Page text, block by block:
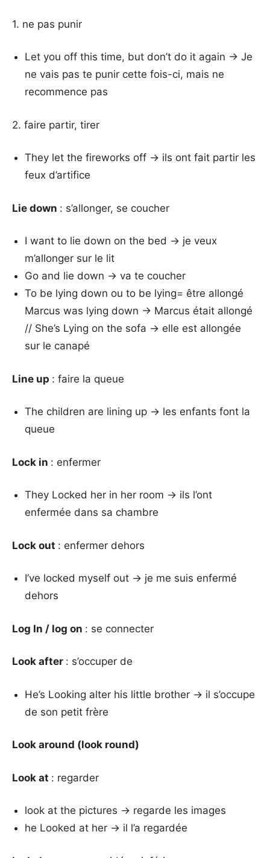
1. ne pas punir
Let you off this time, but don’t do it again → Je
ne vais pas te punir cette fois-ci, mais ne
recommence pas
2. faire partir, tirer
They let the fireworks off → ils ont fait partir les
feux d’artifice
Lie down : s’allonger, se coucher
I want to lie down on the bed → je veux
m’allonger sur le lit
Go and lie down → va te coucher
To be lying down ou to be lying= être allongé
Marcus was lying down → Marcus était allongé
// She’s Lying on the sofa → elle est allongée
sur le canapé
Line up : faire la queue
The children are lining up → les enfants font la
queue
Lock in : enfermer
They Locked her in her room → ils l’ont
enfermée dans sa chambre
Lock out : enfermer dehors
I’ve locked myself out → je me suis enfermé
dehors
Log In / log on : se connecter
Look after : s’occuper de
He’s Looking alter his little brother → il s’occupe
de son petit frère
Look around (look round)
Look at : regarder
look at the pictures → regarde les images
he Looked at her → il l’a regardée